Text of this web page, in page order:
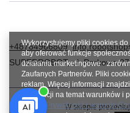
+48784966809
SUPERROBOT,ul. Parkowa 27
W sklepie
Wykorzystujemy pliki cookies
aby oferować funkcje
działania marketingowe -
Zaufanych Partnerów. Pliki
reklam. Więcej informacji
informacji na temat warunków i
stronie Prywatność i warunki